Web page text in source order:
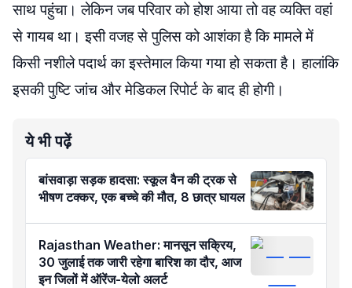
साथ पहुंचा। लेकिन जब परिवार को होश आया तो वह व्यक्ति वहां
से गायब था। इसी वजह से पुलिस को आशंका है कि मामले में
किसी नशीले पदार्थ का इस्तेमाल किया गया हो सकता है। हालांकि
इसकी पुष्टि जांच और मेडिकल रिपोर्ट के बाद ही होगी।
ये भी पढ़ें
बांसवाड़ा सड़क हादसा: स्कूल वैन की ट्रक से
भीषण टक्कर, एक बच्चे की मौत, 8 छात्र घायल
Rajasthan Weather: मानसून सक्रिय,
30 जुलाई तक जारी रहेगा बारिश का दौर, आज
इन जिलों में ऑरेंज-येलो अलर्ट